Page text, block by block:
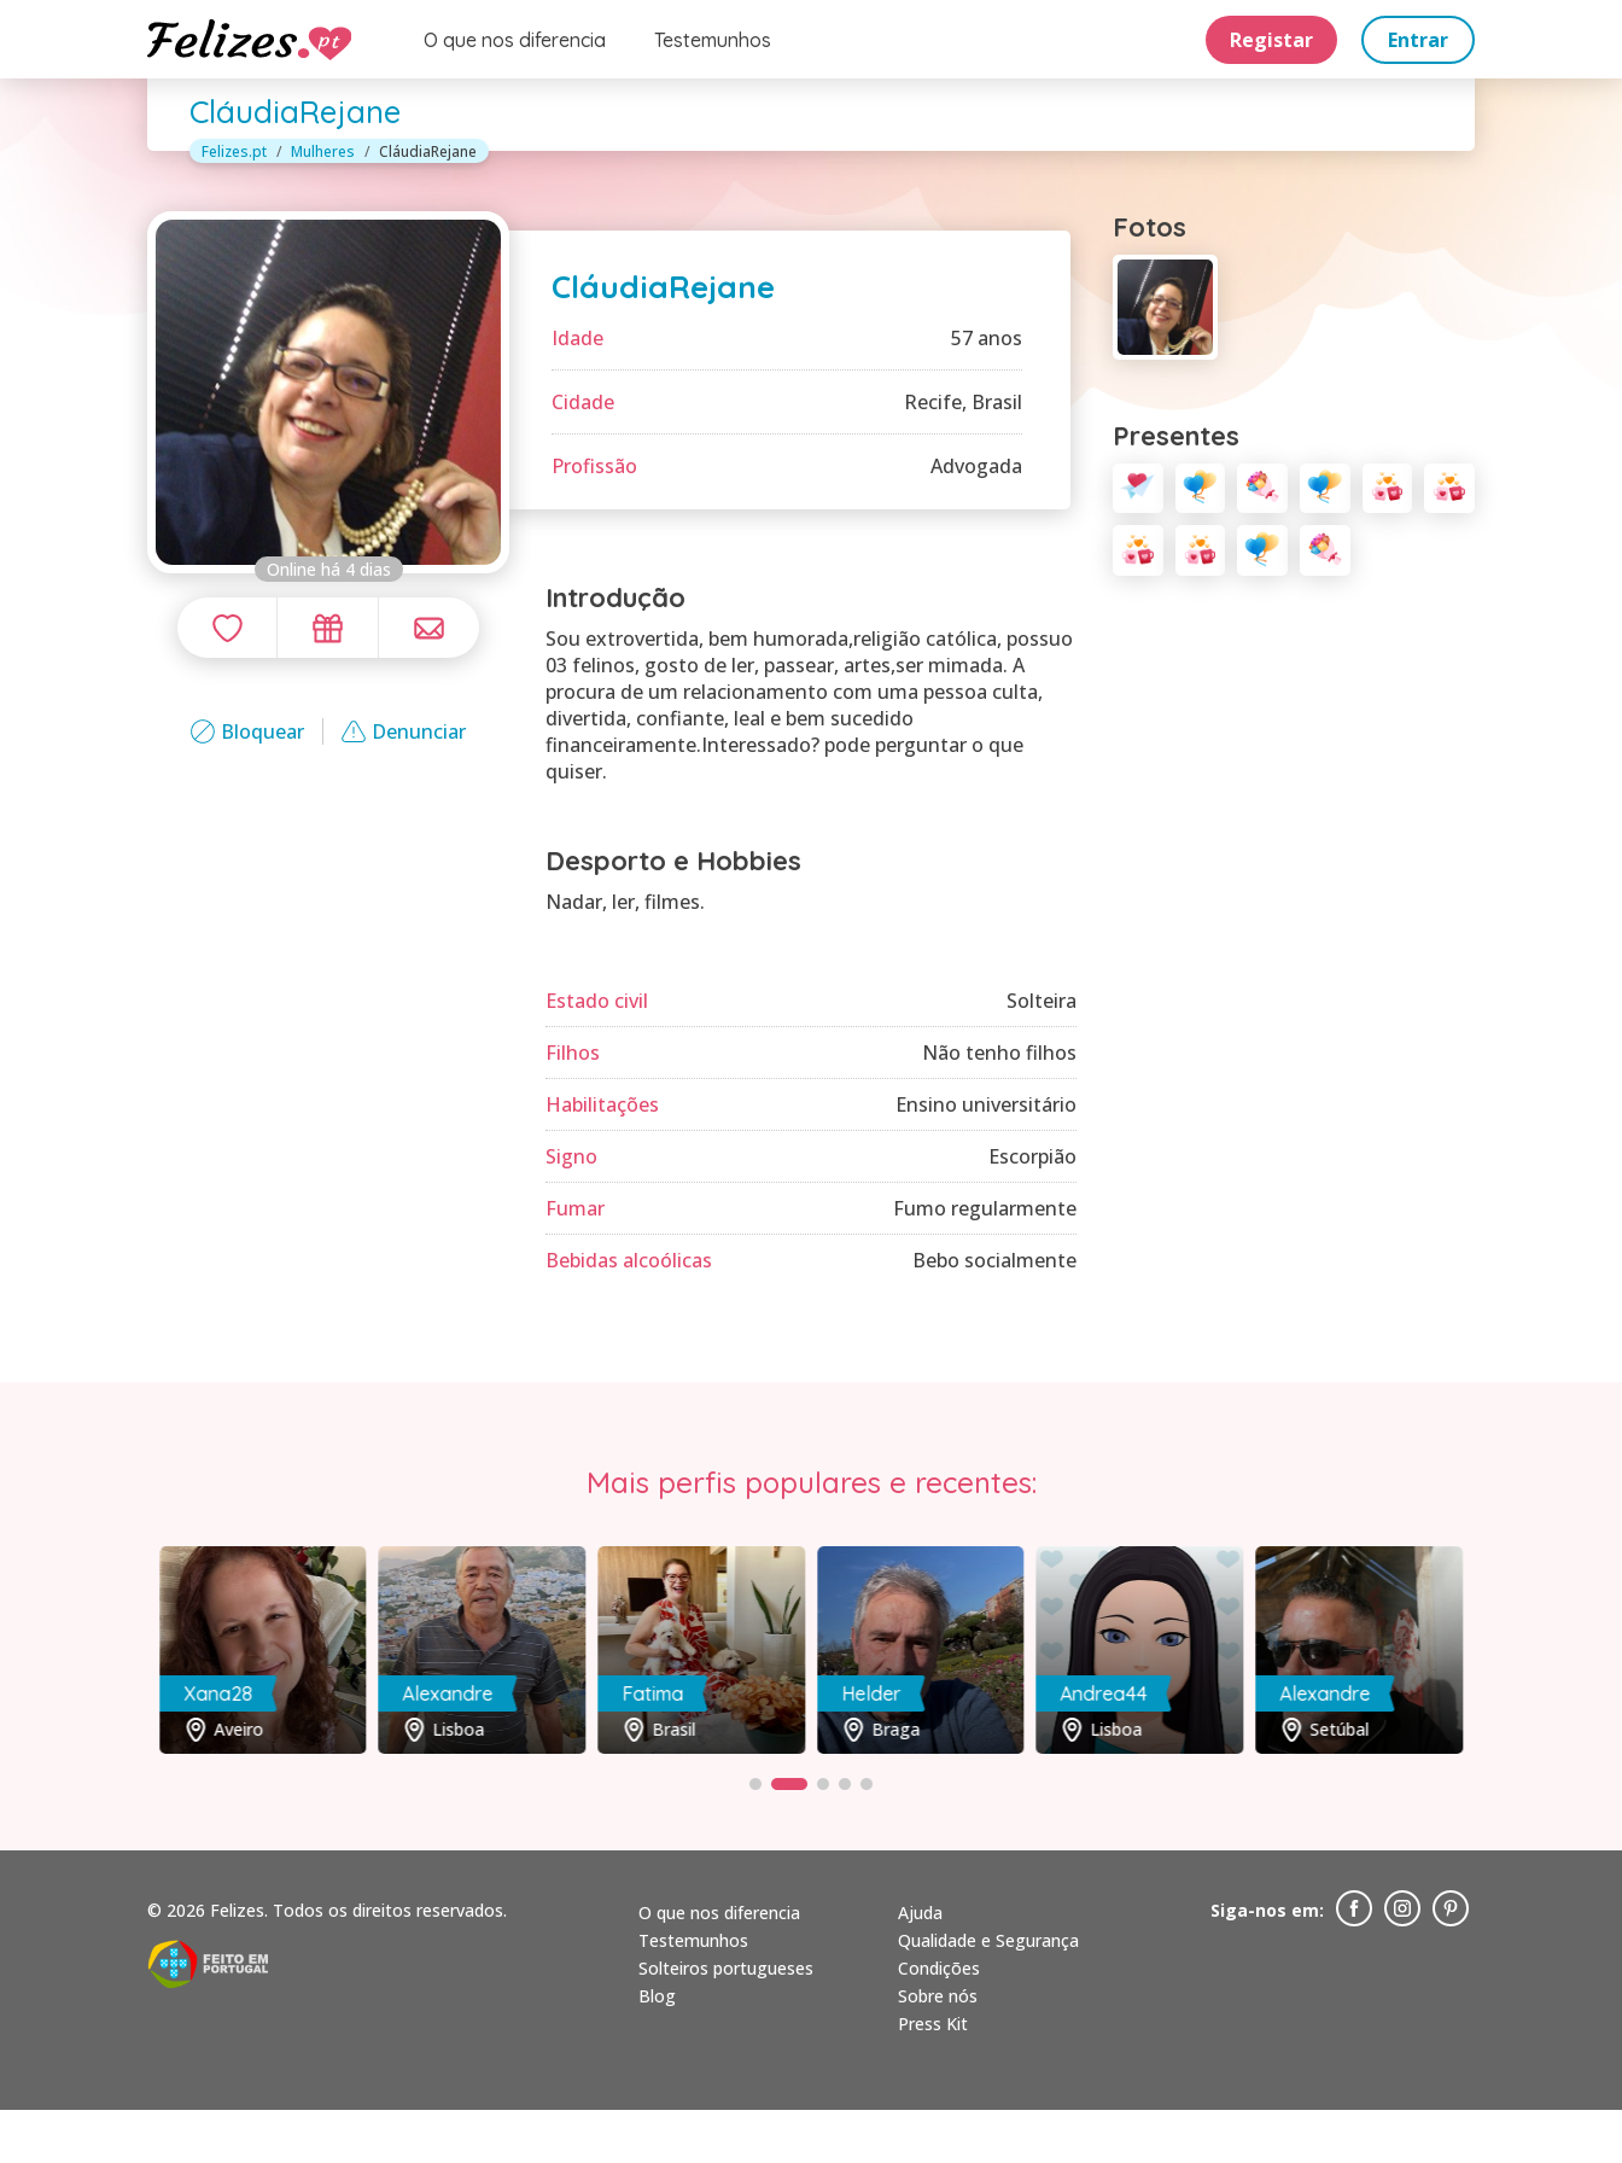
O que nos diferencia Testemunhos Registar Entrar
CláudiaRejane
Felizes.pt Mulheres CláudiaRejane
Online há 4 dias
Bloquear Denunciar
CláudiaRejane
Idade 57 anos
Cidade Recife, Brasil
Profissão Advogada
Introdução
Sou extrovertida, bem humorada,religião católica, possuo
03 felinos, gosto de ler, passear, artes,ser mimada. A
procura de um relacionamento com uma pessoa culta,
divertida, confiante, leal e bem sucedido
financeiramente.Interessado? pode perguntar o que
quiser.
Desporto e Hobbies
Nadar, ler, filmes.
Estado civil
Solteira
Filhos
Não tenho filhos
Habilitações
Ensino universitário
Signo
Escorpião
Fumar
Fumo regularmente
Bebidas alcoólicas
Bebo socialmente
Fotos
Presentes
Mais perfis populares e recentes:
Xana28
Aveiro
Alexandre
Lisboa
Fatima
Brasil
Helder
Braga
Andrea44
Lisboa
Alexandre
Setúbal
© 2026 Felizes. Todos os direitos reservados.
O que nos diferencia
Testemunhos
Solteiros portugueses
Blog
Ajuda
Qualidade e Segurança
Condições
Sobre nós
Press Kit
Siga-nos em: